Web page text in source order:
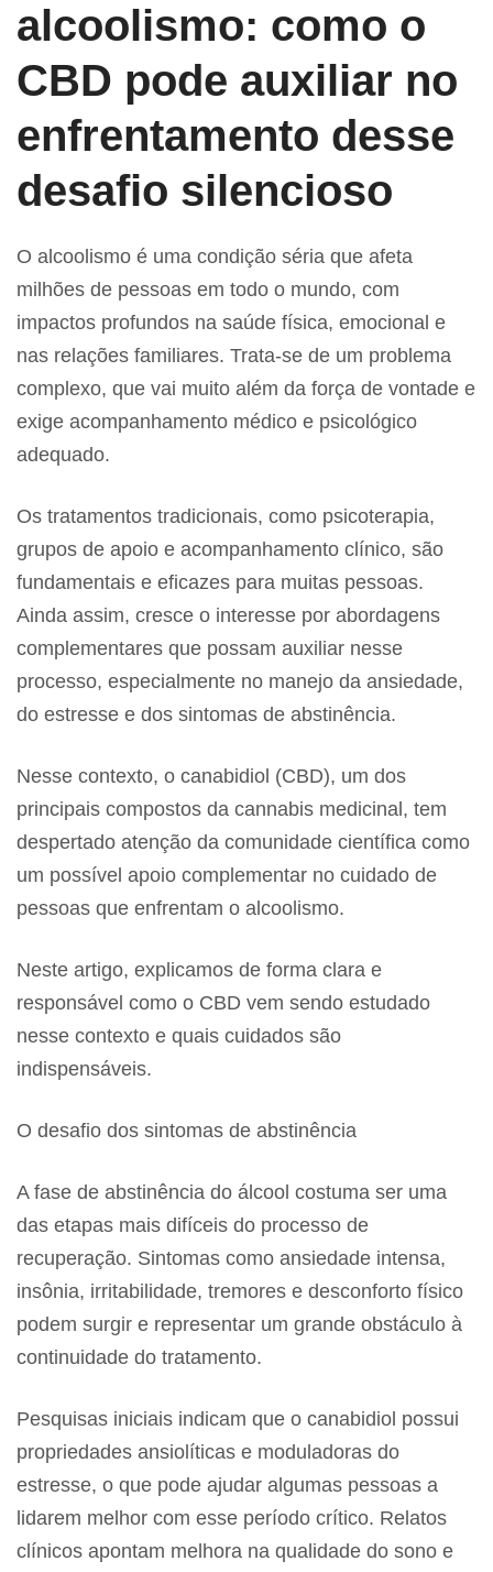
alcoolismo: como o
CBD pode auxiliar no
enfrentamento desse
desafio silencioso
O alcoolismo é uma condição séria que afeta
milhões de pessoas em todo o mundo, com
impactos profundos na saúde física, emocional e
nas relações familiares. Trata-se de um problema
complexo, que vai muito além da força de vontade e
exige acompanhamento médico e psicológico
adequado.
Os tratamentos tradicionais, como psicoterapia,
grupos de apoio e acompanhamento clínico, são
fundamentais e eficazes para muitas pessoas.
Ainda assim, cresce o interesse por abordagens
complementares que possam auxiliar nesse
processo, especialmente no manejo da ansiedade,
do estresse e dos sintomas de abstinência.
Nesse contexto, o canabidiol (CBD), um dos
principais compostos da cannabis medicinal, tem
despertado atenção da comunidade científica como
um possível apoio complementar no cuidado de
pessoas que enfrentam o alcoolismo.
Neste artigo, explicamos de forma clara e
responsável como o CBD vem sendo estudado
nesse contexto e quais cuidados são
indispensáveis.
O desafio dos sintomas de abstinência
A fase de abstinência do álcool costuma ser uma
das etapas mais difíceis do processo de
recuperação. Sintomas como ansiedade intensa,
insônia, irritabilidade, tremores e desconforto físico
podem surgir e representar um grande obstáculo à
continuidade do tratamento.
Pesquisas iniciais indicam que o canabidiol possui
propriedades ansiolíticas e moduladoras do
estresse, o que pode ajudar algumas pessoas a
lidarem melhor com esse período crítico. Relatos
clínicos apontam melhora na qualidade do sono e